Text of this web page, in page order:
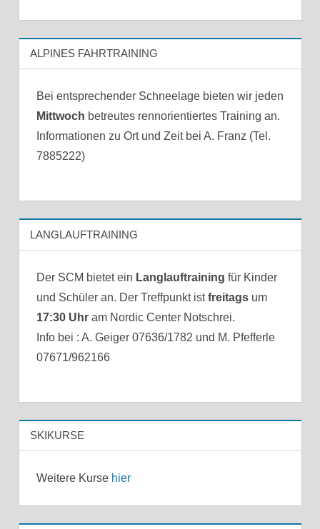
ALPINES FAHRTRAINING
Bei entsprechender Schneelage bieten wir jeden
Mittwoch betreutes rennorientiertes Training an.
Informationen zu Ort und Zeit bei A. Franz (Tel.
7885222)
LANGLAUFTRAINING
Der SCM bietet ein Langlauftraining für Kinder
und Schüler an. Der Treffpunkt istfreitagsum
17:30 Uhram Nordic Center Notschrei.
Info bei : A. Geiger 07636/1782 und M. Pfefferle
07671/962166
SKIKURSE
Weitere Kurse hier